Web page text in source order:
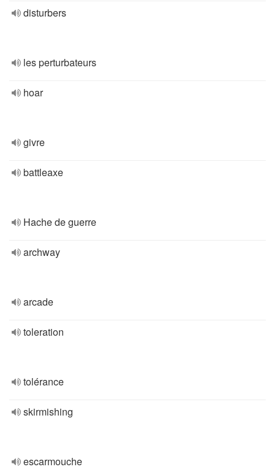
disturbers
les perturbateurs
hoar
givre
battleaxe
Hache de guerre
archway
arcade
toleration
tolérance
skirmishing
escarmouche